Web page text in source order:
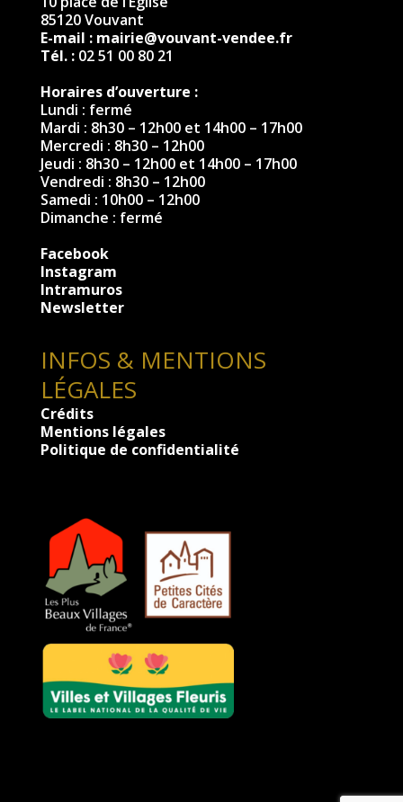
85120 Vouvant
E-mail : mairie@vouvant-vendee.fr
Tél. : 02 51 00 80 21
Horaires d’ouverture :
Lundi : fermé
Mardi : 8h30 – 12h00 et 14h00 – 17h00
Mercredi : 8h30 – 12h00
Jeudi : 8h30 – 12h00 et 14h00 – 17h00
Vendredi : 8h30 – 12h00
Samedi : 10h00 – 12h00
Dimanche : fermé
Facebook
Instagram
Intramuros
Newsletter
INFOS & MENTIONS
LÉGALES
Crédits
Mentions légales
Politique de confidentialité